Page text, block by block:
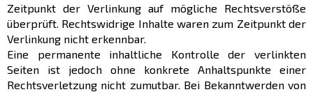
Zeitpunkt der Verlinkung auf mögliche Rechtsverstöße
überprüft. Rechtswidrige Inhalte waren zum Zeitpunkt der
Verlinkung nicht erkennbar.
Eine permanente inhaltliche Kontrolle der verlinkten
Seiten ist jedoch ohne konkrete Anhaltspunkte einer
Rechtsverletzung nicht zumutbar. Bei Bekanntwerden von